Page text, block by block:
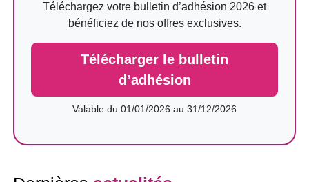
Téléchargez votre bulletin d’adhésion 2026 et
bénéficiez de nos offres exclusives.
Télécharger le bulletin
d’adhésion
Valable du 01/01/2026 au 31/12/2026